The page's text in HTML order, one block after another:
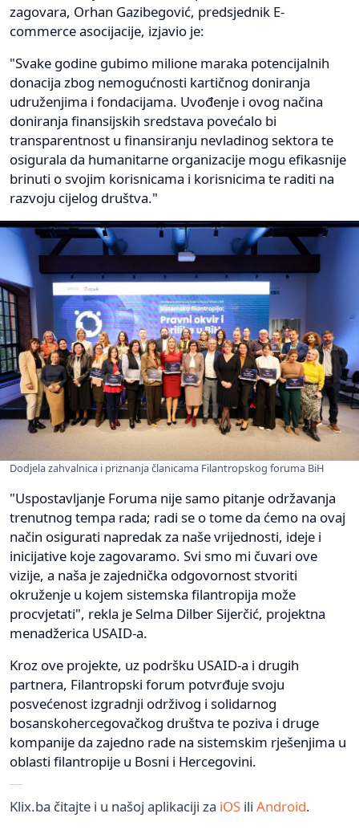
zagovara, Orhan Gazibegović, predsjednik E-
commerce asocijacije, izjavio je:
"Svake godine gubimo milione maraka potencijalnih
donacija zbog nemogućnosti kartičnog doniranja
udruženjima i fondacijama. Uvođenje i ovog načina
doniranja finansijskih sredstava povećalo bi
transparentnost u finansiranju nevladinog sektora te
osigurala da humanitarne organizacije mogu efikasnije
brinuti o svojim korisnicama i korisnicima te raditi na
razvoju cijelog društva."
Dodjela zahvalnica i priznanja članicama Filantropskog foruma BiH
"Uspostavljanje Foruma nije samo pitanje održavanja
trenutnog tempa rada; radi se o tome da ćemo na ovaj
način osigurati napredak za naše vrijednosti, ideje i
inicijative koje zagovaramo. Svi smo mi čuvari ove
vizije, a naša je zajednička odgovornost stvoriti
okruženje u kojem sistemska filantropija može
procvjetati", rekla je Selma Dilber Sijerčić, projektna
menadžerica USAID-a.
Kroz ove projekte, uz podršku USAID-a i drugih
partnera, Filantropski forum potvrđuje svoju
posvećenost izgradnji održivog i solidarnog
bosanskohercegovačkog društva te poziva i druge
kompanije da zajedno rade na sistemskim rješenjima u
oblasti filantropije u Bosni i Hercegovini.
Klix.ba čitajte i u našoj aplikaciji za iOS ili Android.